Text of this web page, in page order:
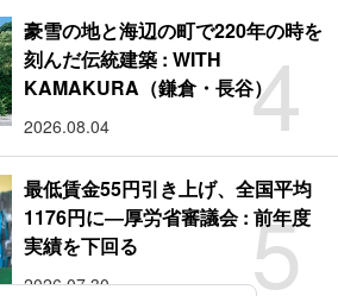
4
豪雪の地と海辺の町で220年の時を
刻んだ伝統建築 : WITH
KAMAKURA（鎌倉・長谷）
2026.08.04
5
最低賃金55円引き上げ、全国平均
1176円に―厚労省審議会 : 前年度
実績を下回る
2026.07.30